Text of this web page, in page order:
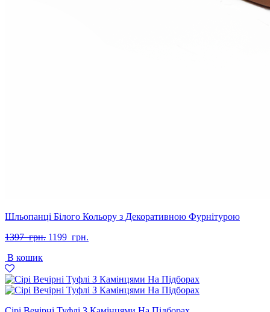
Шльопанці Білого Кольору з Декоративною Фурнітурою
1397 грн. Оригінальна
1199 грн.
В кошик